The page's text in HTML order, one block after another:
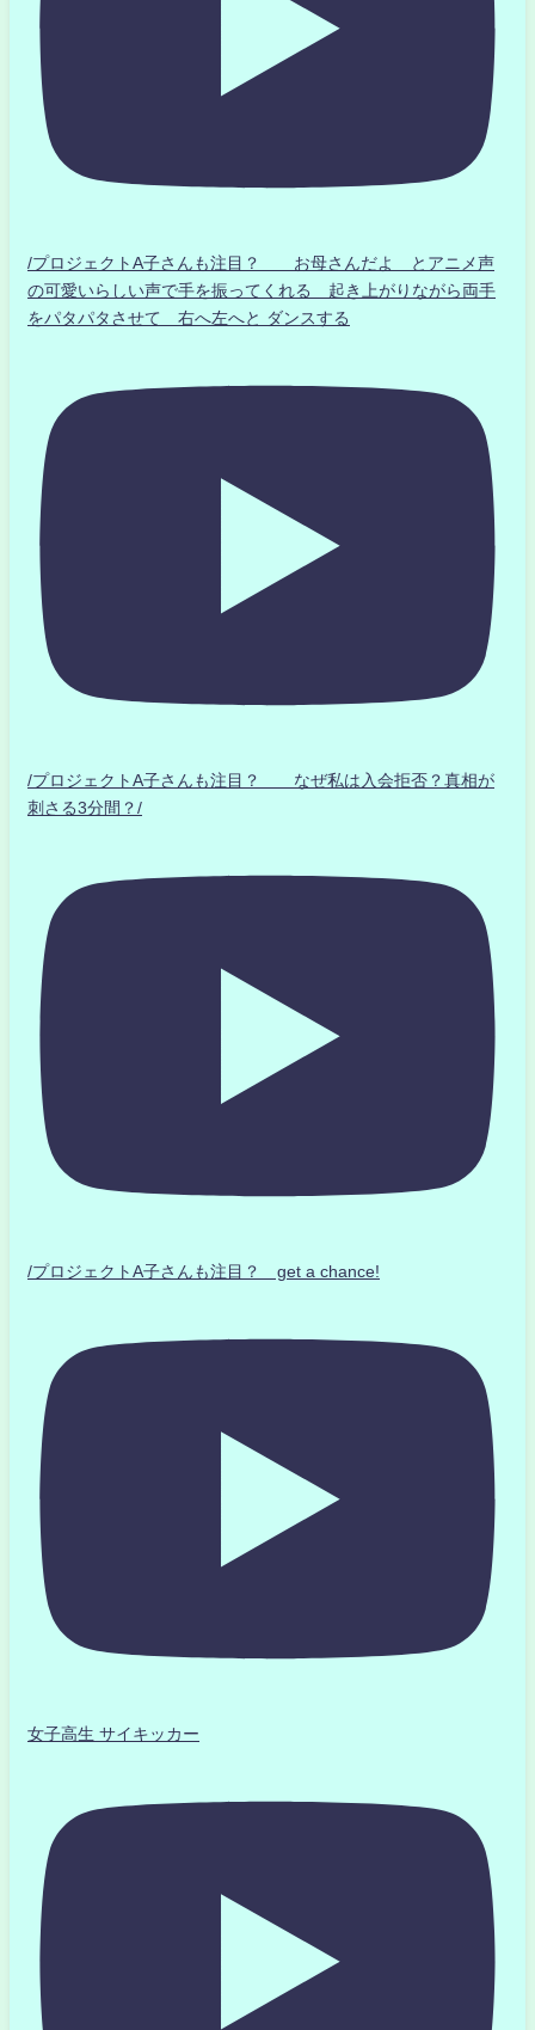
/プロジェクトA子さんも注目？ お母さんだよ とアニメ声
の可愛いらしい声で手を振ってくれる 起き上がりながら両手
をパタパタさせて 右へ左へと ダンスする
/プロジェクトA子さんも注目？ なぜ私は入会拒否？真相が
刺さる3分間？/
/プロジェクトA子さんも注目？ get a chance!
女子高生 サイキッカー